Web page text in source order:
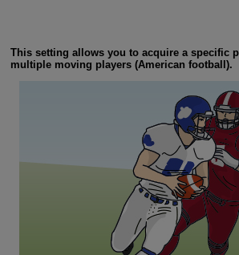
This setting allows you to acquire a specific
multiple moving players (American football).